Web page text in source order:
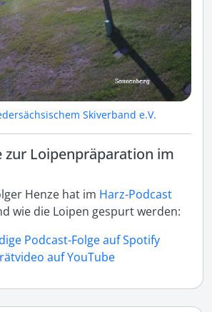
Skiverband e.V.
zur Loipenpräparation im
Henze hat im Harz-Podcast
wie die Loipen gespurt werden:
Podcast-Folge auf Spotify
auf YouTube